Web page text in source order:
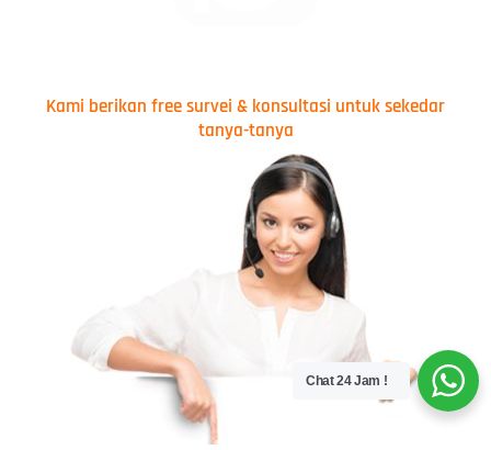
Kami berikan free survei & konsultasi untuk sekedar
tanya-tanya
Chat 24 Jam !